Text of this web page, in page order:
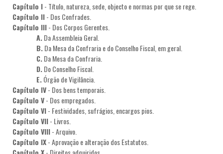
Capítulo I- Título, natureza, sede, objecto e normas por que se rege.
Capítulo II- Dos Confrades.
Capítulo III- Dos Corpos Gerentes.
A.Da Assembleia Geral.
B.Da Mesa da Confraria e do Conselho Fiscal, em geral.
C.Da Mesa da Confraria.
D.Do Conselho Fiscal.
E.Órgão de Vigilância.
Capítulo IV- Dos bens temporais.
Capítulo V- Dos empregados.
Capítulo VI- Festividades, sufrágios, encargos pios.
Capítulo VII- Livros.
Capítulo VIII- Arquivo.
Capítulo IX- Aprovação e alteração dos Estatutos.